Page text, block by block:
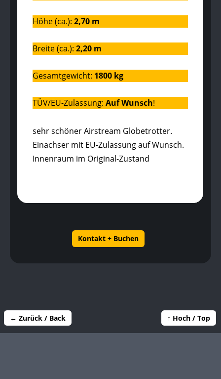
Höhe (ca.): 2,70 m
Breite (ca.): 2,20 m
Gesamtgewicht: 1800 kg
TÜV/EU-Zulassung: Auf Wunsch!
sehr schöner Airstream Globetrotter.
Einachser mit EU-Zulassung auf Wunsch.
Innenraum im Original-Zustand
Kontakt + Buchen
← Zurück / Back ↑ Hoch / Top